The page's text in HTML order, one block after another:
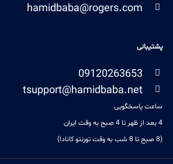
hamidbaba@rogers.com
پشتیبانی
09120263653
tsupport@hamidbaba.net
ساعت پاسخگویی
4 بعد از ظهر تا 4 صبح به وقت ایران
(8 صبح تا 8 شب به وقت تورنتو کانادا)